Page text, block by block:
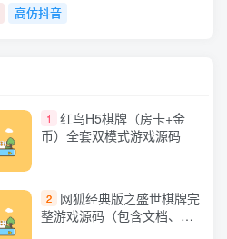
高仿抖音
1
红鸟H5棋牌（房卡+金
币）全套双模式游戏源码
2
网狐经典版之盛世棋牌完
整游戏源码（包含文档、架